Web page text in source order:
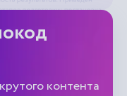
контента